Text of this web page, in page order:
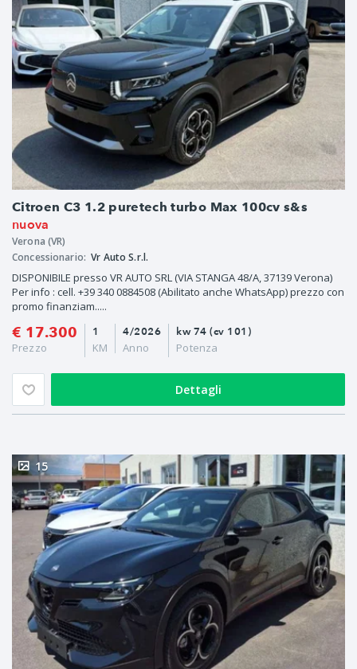
Citroen C3 1.2 puretech turbo Max 100cv s&s
nuova
Verona (VR)
Concessionario: Vr Auto S.r.l.
DISPONIBILE presso VR AUTO SRL (VIA STANGA 48/A, 37139 Verona)
Per info : cell. +39 340 0884508 (Abilitato anche WhatsApp) prezzo con
promo finanziam.....
€ 17.300
Prezzo
4/2026
Anno
1
KM
kw 74 (cv 101)
Potenza
Dettagli
15